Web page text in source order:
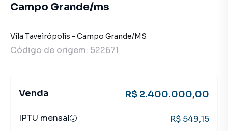
Campo Grande/ms
Vila Taveirópolis - Campo Grande/MS
Código de origem: 522671
Venda R$ 2.400.000,00
IPTU mensal R$ 549,15